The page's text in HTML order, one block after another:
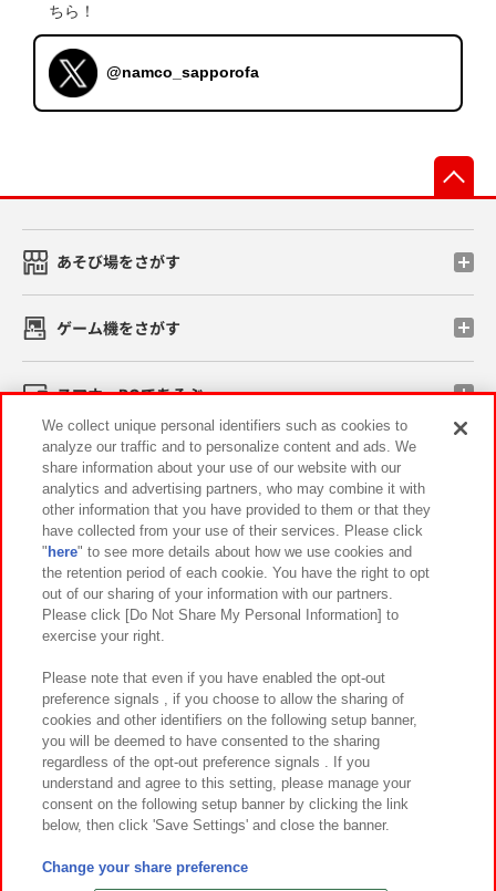
ちら！
@namco_sapporofa
あそび場をさがす
ゲーム機をさがす
スマホ・PCであそぶ
イベント・キャンペーン
関連会社 サステナビリティ サイトポリシー
プライバシーポリシー ウェブアクセシビリティ方針と検証結果
お取引先さまとともに
カスタマーハラスメント対応方針 よくあるご質問・お問い合わせ
©Bandai Namco Amusement Inc.
©Bandai Namco Amusement Lab Inc.
We collect unique personal identifiers such as cookies to
analyze our traffic and to personalize content and ads. We
share information about your use of our website with our
analytics and advertising partners, who may combine it with
other information that you have provided to them or that they
have collected from your use of their services. Please click
" here" to see more details about how we use cookies and
the retention period of each cookie. You have the right to opt
out of our sharing of your information with our partners.
Please click [Do Not Share My Personal Information] to
exercise your right.
Please note that even if you have enabled the opt-out
preference signals , if you choose to allow the sharing of
cookies and other identifiers on the following setup banner,
you will be deemed to have consented to the sharing
regardless of the opt-out preference signals . If you
understand and agree to this setting, please manage your
consent on the following setup banner by clicking the link
below, then click 'Save Settings' and close the banner.
Change your share preference